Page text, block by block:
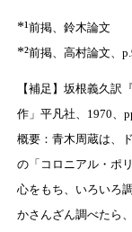
*¹前掲、鈴木論文
*²前掲、高村論文、
【補足】坂根義久
作」平凡社、1970、
概要：青木周蔵は、
の「コロニアル・ポ
心をもち、いろいろ
かさんざん調べたら